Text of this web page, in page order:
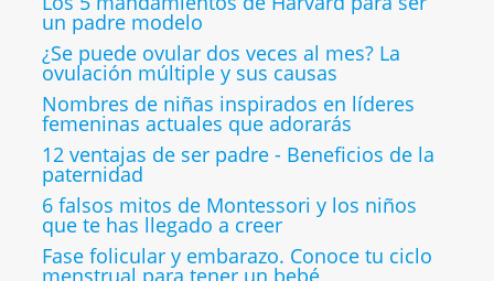
un padre modelo
¿Se puede ovular dos veces al mes? La
ovulación múltiple y sus causas
Nombres de niñas inspirados en líderes
femeninas actuales que adorarás
12 ventajas de ser padre - Beneficios de la
paternidad
6 falsos mitos de Montessori y los niños
que te has llegado a creer
Fase folicular y embarazo. Conoce tu ciclo
menstrual para tener un bebé